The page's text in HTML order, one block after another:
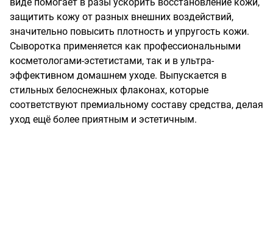
защитить кожу от разных внешних воздействий,
значительно повысить плотность и упругость кожи.
Сыворотка применяется как профессиональными
косметологами-эстетистами, так и в ультра-
эффективном домашнем уходе. Выпускается в
стильных белоснежных флаконах, которые
соответствуют премиальному составу средства, делая
уход ещё более приятным и эстетичным.